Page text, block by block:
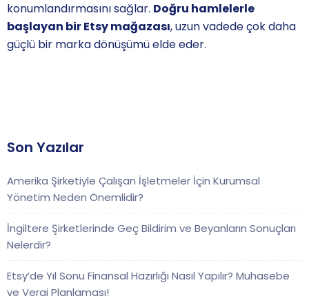
konumlandırmasını sağlar. Doğru hamlelerle
başlayan bir Etsy mağazası, uzun vadede çok daha
güçlü bir marka dönüşümü elde eder.
Son Yazılar
Amerika Şirketiyle Çalışan İşletmeler İçin Kurumsal
Yönetim Neden Önemlidir?
İngiltere Şirketlerinde Geç Bildirim ve Beyanların Sonuçları
Nelerdir?
Etsy’de Yıl Sonu Finansal Hazırlığı Nasıl Yapılır? Muhasebe
ve Vergi Planlaması!